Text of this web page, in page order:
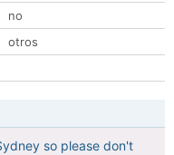
no
otros
so please don't